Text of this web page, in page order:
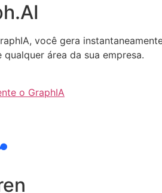
você gera
qualquer área da sua empresa.
o GraphIA